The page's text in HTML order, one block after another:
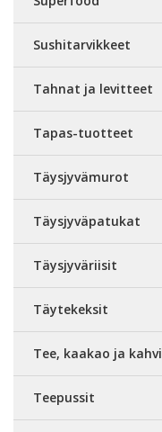
Sushitarvikkeet
Tahnat ja levitteet
Tapas-tuotteet
Täysjyvämurot
Täysjyväpatukat
Täysjyväriisit
Täytekeksit
Tee, kaakao ja kahvi
Teepussit